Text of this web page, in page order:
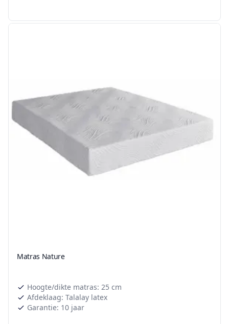
Matras Nature
Hoogte/dikte matras: 25 cm
Afdeklaag: Talalay latex
Garantie: 10 jaar